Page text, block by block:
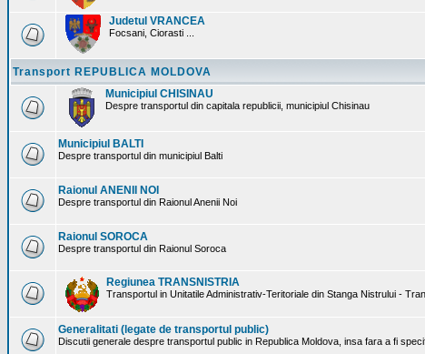
Judetul VRANCEA
Focsani, Ciorasti ...
Transport REPUBLICA MOLDOVA
Municipiul CHISINAU
Despre transportul din capitala republicii, municipiul Chisinau
Municipiul BALTI
Despre transportul din municipiul Balti
Raionul ANENII NOI
Despre transportul din Raionul Anenii Noi
Raionul SOROCA
Despre transportul din Raionul Soroca
Regiunea TRANSNISTRIA
Transportul in Unitatile Administrativ-Teritoriale din Stanga Nistrului -
Generalitati (legate de transportul public)
Discutii generale despre transportul public in Republica Moldova, insa fara a fi